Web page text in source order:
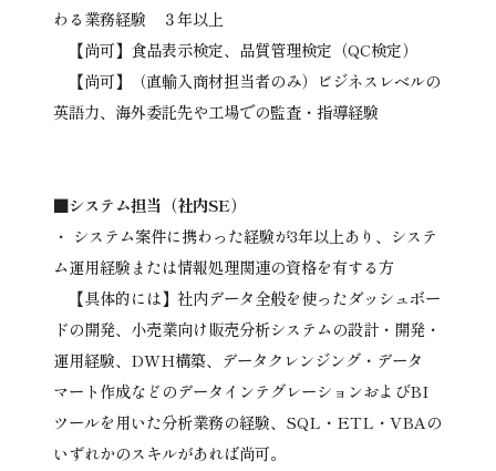
わる業務経験 ３年以上
【尚可】食品表示検定、品質管理検定（QC検定）
【尚可】（直輸入商材担当者のみ）ビジネスレベルの
英語力、海外委託先や工場での監査・指導経験
■システム担当（社内SE）
・ システム案件に携わった経験が3年以上あり、システ
ム運用経験または情報処理関連の資格を有する方
【具体的には】社内データ全般を使ったダッシュボー
ドの開発、小売業向け販売分析システムの設計・開発・
運用経験、DWH構築、データクレンジング・データ
マート作成などのデータインテグレーションおよびBI
ツールを用いた分析業務の経験、SQL・ETL・VBAの
いずれかのスキルがあれば尚可。